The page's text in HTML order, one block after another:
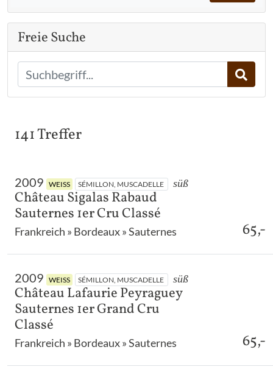
Freie Suche
141 Treffer
2009 WEISS SÉMILLON, MUSCADELLE süß
Château Sigalas Rabaud
Sauternes 1er Cru Classé
Frankreich » Bordeaux » Sauternes 65,-
2009 WEISS SÉMILLON, MUSCADELLE süß
Château Lafaurie Peyraguey
Sauternes 1er Grand Cru
Classé
Frankreich » Bordeaux » Sauternes 65,-